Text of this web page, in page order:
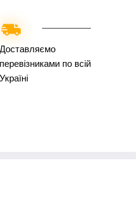
Доставляємо
перевізниками по всій
Україні